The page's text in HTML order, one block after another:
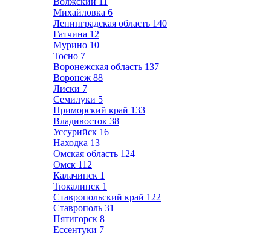
Михайловка 6
Ленинградская область 140
Гатчина 12
Мурино 10
Тосно 7
Воронежская область 137
Воронеж 88
Лиски 7
Семилуки 5
Приморский край 133
Владивосток 38
Уссурийск 16
Находка 13
Омская область 124
Омск 112
Калачинск 1
Тюкалинск 1
Ставропольский край 122
Ставрополь 31
Пятигорск 8
Ессентуки 7